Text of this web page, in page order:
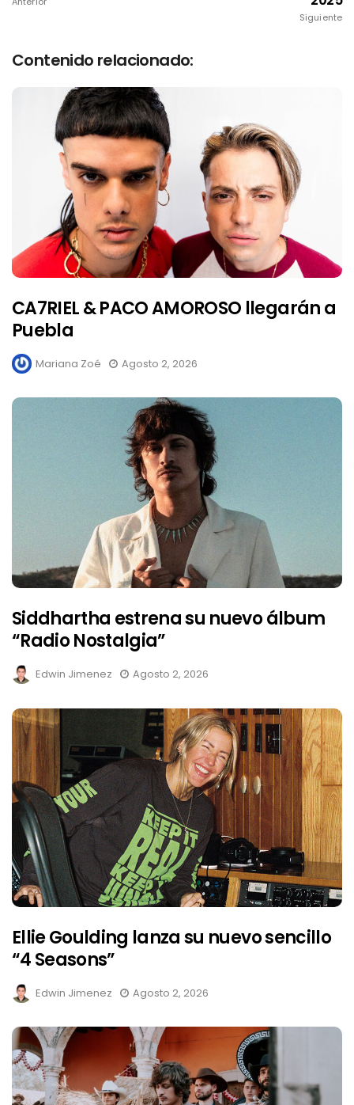
Siguiente
Contenido relacionado:
CA7RIEL & PACO AMOROSO llegarán a
Puebla
Mariana Zoé Agosto 2, 2026
Siddhartha estrena su nuevo álbum
“Radio Nostalgia”
Edwin Jimenez Agosto 2, 2026
Ellie Goulding lanza su nuevo sencillo
“4 Seasons”
Edwin Jimenez Agosto 2, 2026